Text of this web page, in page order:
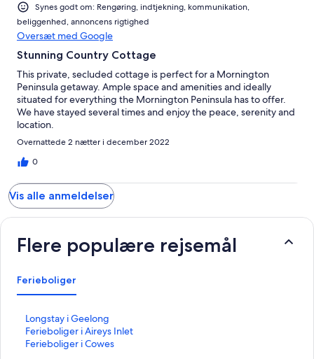
Synes godt om: Rengøring, indtjekning, kommunikation,
beliggenhed, annoncens rigtighed
Oversæt med Google
Stunning Country Cottage
This private, secluded cottage is perfect for a Mornington
Peninsula getaway. Ample space and amenities and ideally
situated for everything the Mornington Peninsula has to offer.
We have stayed several times and enjoy the peace, serenity and
location.
Overnattede 2 nætter i december 2022
0
Vis alle anmeldelser
Flere populære rejsemål
Ferieboliger
Longstay i Geelong
L
i
n
Ferieboliger i Aireys Inlet
L
iFerieboliger i Cowes
L